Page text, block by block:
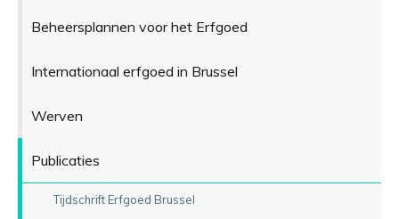
Beheersplannen voor het Erfgoed
Internationaal erfgoed in Brussel
Werven
Publicaties
Tijdschrift Erfgoed Brussel